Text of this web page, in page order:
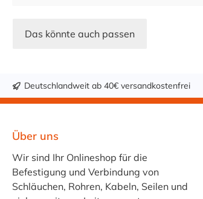
Das könnte auch passen
Deutschlandweit ab 40€ versandkostenfrei
Über uns
Wir sind Ihr Onlineshop für die
Befestigung und Verbindung von
Schläuchen, Rohren, Kabeln, Seilen und